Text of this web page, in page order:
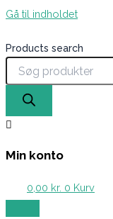
Gå til indholdet
Products search
Min konto
0,00 kr. 0 Kurv